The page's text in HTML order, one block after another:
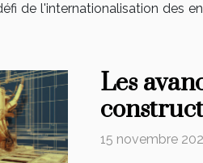
de l'internationalisation des
Les
15 novembre